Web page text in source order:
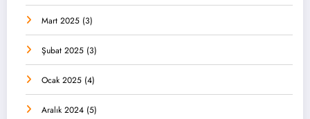
Mart 2025 (3)
Şubat 2025 (3)
Ocak 2025 (4)
Aralık 2024 (5)